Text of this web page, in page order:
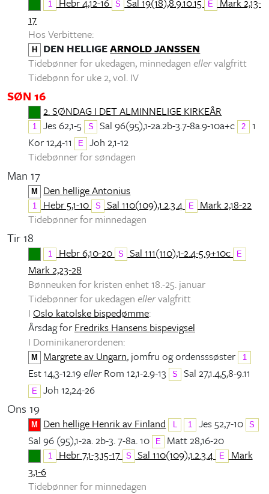
1 S E
17
Hos Verbittene:
H DEN HELLIGEARNOLD JANSSEN
Tidebønner for ukedagen, minnedagen ellervalgfritt
Tidebønn for uke 2, vol. IV
SØN 16
2. SØNDAG I DET ALMINNELIGE KIRKEÅR
1 Jes 62,1-5 S Sal 96(95),1-2a.2b-3.7-8a.9-10a+c 2
1
Kor 12,4-11
E
Joh 2,1-12
Tidebønner for søndagen
Man 17
M Den hellige Antonius
1 Hebr 5,1-10 S Sal 110(109),1.2.3.4 E
Mark 2,18-22
Tidebønner for minnedagen
Tir 18
1 Hebr 6,10-20 S Sal 111(110),1-2.4-5.9+10c E
Mark 2,23-28
Bønneuken for kristen enhet 18.-25. januar
Tidebønner for ukedagen ellervalgfritt
I Oslo katolske bispedømme:
Årsdag forFredriks Hansens bispevigsel
I Dominikanerordenen:
M Margrete av Ungarn, jomfru og ordensssøster 1
Est 14,3-12.19ellerRom 12,1-2.9-13 S Sal 27,1.4,5,8-9.11
E Joh 12,24-26
Ons 19
M Den hellige Henrik av Finland L 1 Jes 52,7-10 S
Sal 96 (95),1-2a. 2b-3. 7-8a. 10 E Matt 28,16-20
1 Hebr 7,1-3.15-17 S Sal 110(109),1.2.3.4 E Mark
3,1-6
Tidebønner for minnedagen